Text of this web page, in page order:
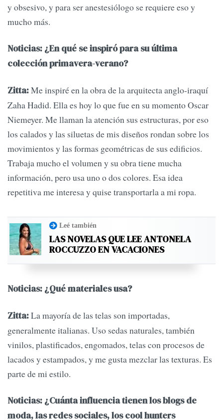
y obsesivo, y para ser anestesiólogo se requiere eso y
mucho más.
Noticias: ¿En qué se inspiró para su última
colección primavera-verano?
Zitta:Me inspiré en la obra de la arquitecta anglo-iraquí
Zaha Hadid. Ella es hoy lo que fue en su momento Oscar
Niemeyer. Me llaman la atención sus estructuras, por eso
los calados y las siluetas de mis diseños rondan sobre los
movimientos y las formas geométricas de sus edificios.
Trabaja mucho el volumen y su obra tiene mucha
información, pero usa uno o dos colores. Esa idea
repetitiva me interesa y quise transportarla a mi ropa.
Leé también
LAS NOVELAS QUE LEE ANTONELA
ROCCUZZO EN VACACIONES
Noticias: ¿Qué materiales usa?
Zitta:La mayoría de las telas son importadas,
generalmente italianas. Uso sedas naturales, también
vinilos, plastificados, engomados, telas con procesos de
lacados y estampados, y me gusta mezclar las texturas. Es
parte de mi estilo.
Noticias: ¿Cuánta influencia tienen los blogs de
moda, las redes sociales, los cool hunters